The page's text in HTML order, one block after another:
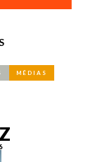
MÉDIAS